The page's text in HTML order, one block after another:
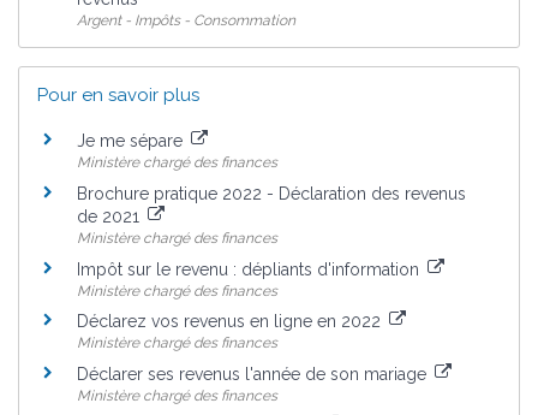
Argent - Impôts - Consommation
Pour en savoir plus
Je me sépare
Ministère chargé des finances
Brochure pratique 2022 - Déclaration des revenus
de 2021
Ministère chargé des finances
Impôt sur le revenu : dépliants d'information
Ministère chargé des finances
Déclarez vos revenus en ligne en 2022
Ministère chargé des finances
Déclarer ses revenus l'année de son mariage
Ministère chargé des finances